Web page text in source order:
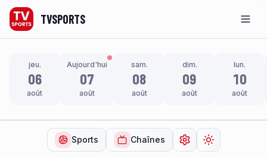
TVSPORTS
jeu.
06
août
Aujourd'hui
07
août
sam.
08
août
dim.
09
août
lun.
10
août
Sports Chaînes Ouvrir lesChanger de